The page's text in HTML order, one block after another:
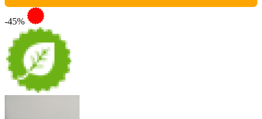
-45%